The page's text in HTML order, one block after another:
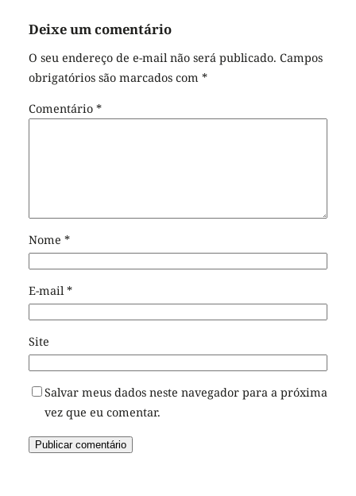
Deixe um comentário
O seu endereço de e-mail não será publicado. Campos
obrigatórios são marcados com *
Comentário *
Nome *
E-mail*
Site
Salvar meus dados neste navegador para a próxima
vez que eu comentar.